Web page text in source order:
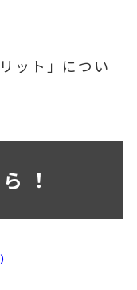
ット」につい
！